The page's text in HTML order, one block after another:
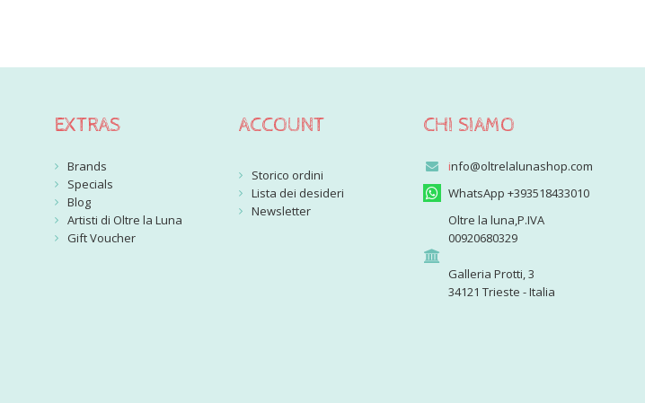
EXTRAS
Brands
Specials
Blog
Artisti di Oltre la Luna
Gift Voucher
ACCOUNT
Storico ordini
Lista dei desideri
Newsletter
CHI SIAMO
info@oltrelalunashop.com
WhatsApp +393518433010
Oltre la luna,P.IVA
00920680329
Galleria Protti, 3
34121 Trieste - Italia